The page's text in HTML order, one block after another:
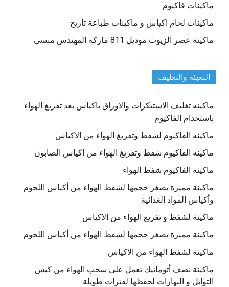
ماكينات فاكيوم
ماكينات لحام اكياس و ماكينات طباعة تاريخ
ماكينة عصر الزيوت موديل 811 ماركة المهندس منسي
التعبئة والتغليف
ماكينه تغليف الاستيكرات والاوراق باكياس بعد تفريغ الهواء
باستخدام الفاكيوم
ماكينه الفاكيوم لشفط وتفريغ الهواء من الاكياس
ماكينه الفاكيوم شفط وتفريغ الهواء من اكياس الصابون
ماكينه الفاكيوم شفط الهواء
ماكينة مميزة بصغر حجمها لشفط الهواء من أكياس اللحوم
وأكياس المواد الغذائية
ماكينة لشفط و تفريغ الهواء من الاكياس
ماكينة مميزة بصغر حجمها لشفط الهواء من أكياس اللحوم
ماكينة لشفط الهواء من الاكياس
ماكينة نصف أتوماتيك تعمل علي سحب الهواء من كيس
التوابل و البهارات لحفظها لفترات طويلة